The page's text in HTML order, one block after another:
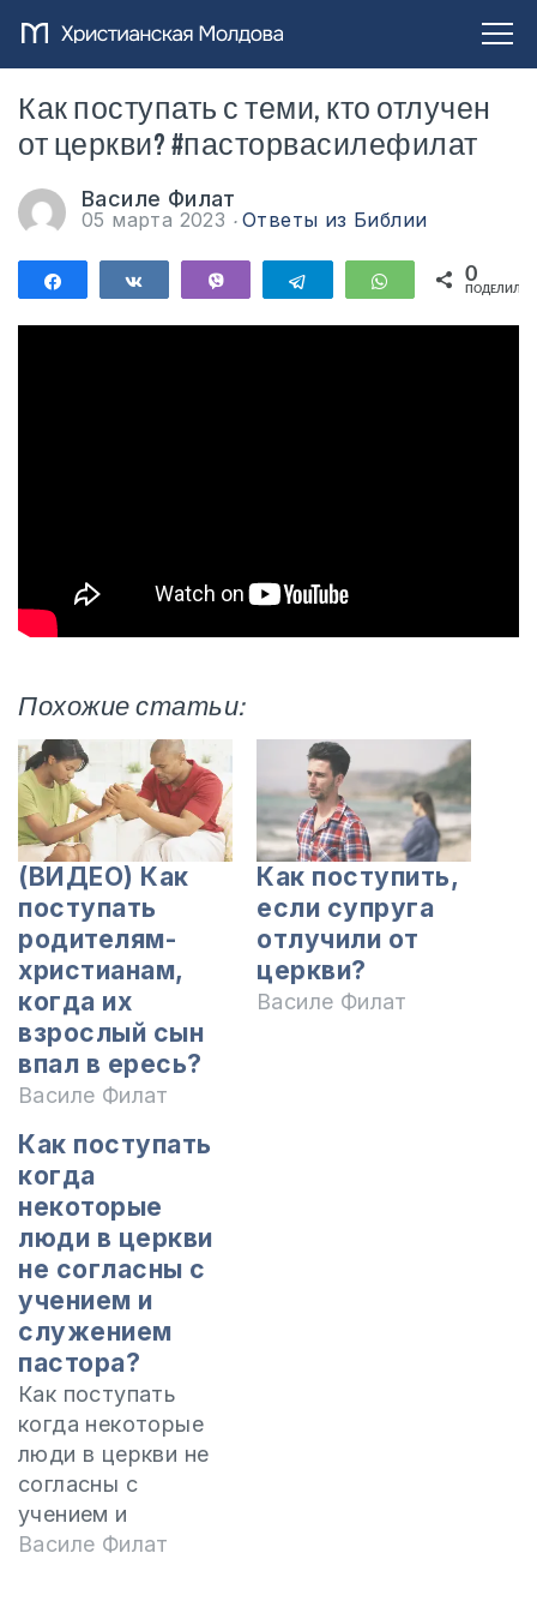
Как поступать с теми, кто отлучен
от церкви? #пасторвасилефилат
Василе Филат
05 марта 2023 Ответы из Библии
ПоделитьсяПоделиться Telegram WhatsApp
0
Похожие статьи:
(ВИДЕО) Как
поступать
родителям-
христианам,
когда их
взрослый сын
впал в ересь?
Василе Филат
Как поступить,
если супруга
отлучили от
церкви?
Василе Филат
Как поступать
когда
некоторые
люди в церкви
не согласны с
учением и
служением
пастора?
Как поступать
когда некоторые
люди в церкви не
согласны с
учением и
служением
Василе Филат